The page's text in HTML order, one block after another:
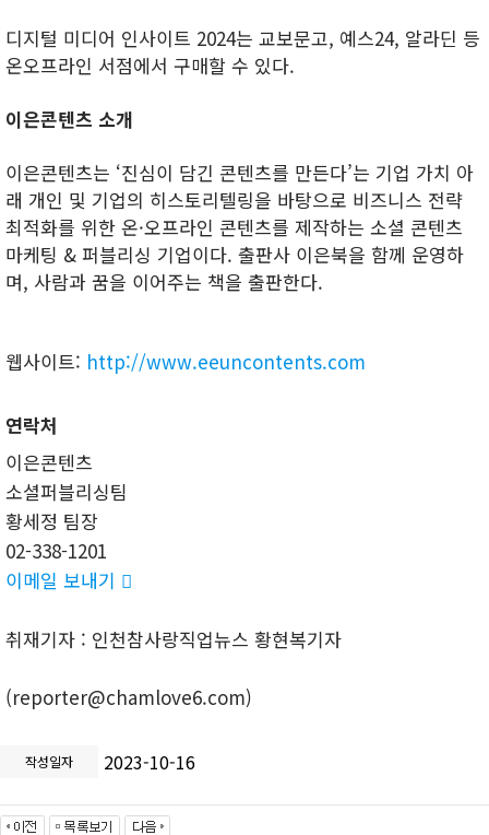
디지털 미디어 인사이트 2024는 교보문고, 예스24, 알라딘 등
온오프라인 서점에서 구매할 수 있다.
이은콘텐츠 소개
이은콘텐츠는 ‘진심이 담긴 콘텐츠를 만든다’는 기업 가치 아
래 개인 및 기업의 히스토리텔링을 바탕으로 비즈니스 전략
최적화를 위한 온·오프라인 콘텐츠를 제작하는 소셜 콘텐츠
마케팅 & 퍼블리싱 기업이다. 출판사 이은북을 함께 운영하
며, 사람과 꿈을 이어주는 책을 출판한다.
웹사이트: http://www.eeuncontents.com
연락처
이은콘텐츠
소셜퍼블리싱팀
황세정 팀장
02-338-1201
이메일 보내기 
취재기자 : 인천참사랑직업뉴스 황현복기자
(reporter@chamlove6.com)
작성일자 2023-10-16